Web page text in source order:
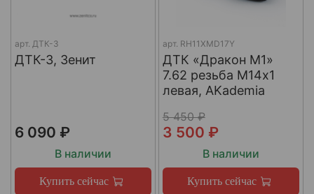
арт. ДТК-3
ДТК-3, Зенит
6 090 ₽
В наличии
Купить сейчас
арт. RH11XMD17Y
ДТК «Дракон М1»
7.62 резьба М14х1
левая, AKademia
5 450 ₽
3 500 ₽
В наличии
Купить сейчас